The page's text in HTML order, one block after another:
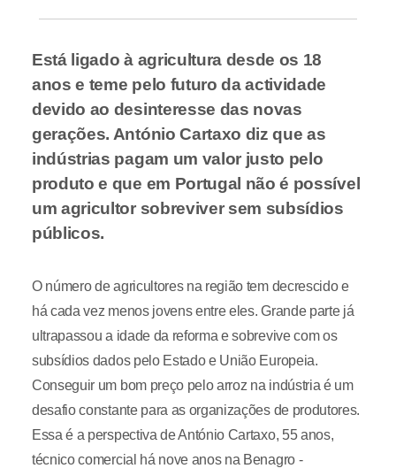
Está ligado à agricultura desde os 18
anos e teme pelo futuro da actividade
devido ao desinteresse das novas
gerações. António Cartaxo diz que as
indústrias pagam um valor justo pelo
produto e que em Portugal não é possível
um agricultor sobreviver sem subsídios
públicos.
O número de agricultores na região tem decrescido e
há cada vez menos jovens entre eles. Grande parte já
ultrapassou a idade da reforma e sobrevive com os
subsídios dados pelo Estado e União Europeia.
Conseguir um bom preço pelo arroz na indústria é um
desafio constante para as organizações de produtores.
Essa é a perspectiva de António Cartaxo, 55 anos,
técnico comercial há nove anos na Benagro -